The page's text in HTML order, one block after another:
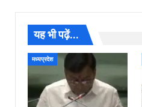
यह भी पढ़ें...
मध्यप्रदेश